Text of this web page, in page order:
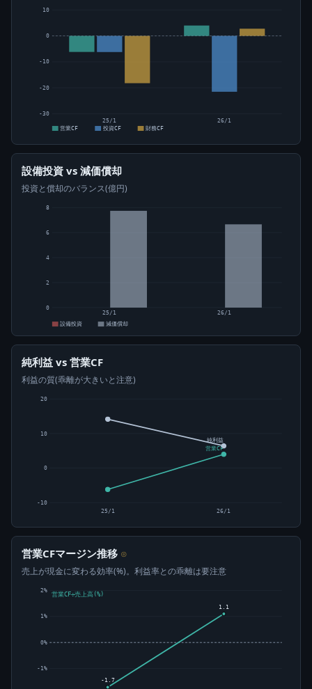
-30
-20
-10
0
10
25/1
26/1
営業CF
投資CF 財務CF
設備投資 vs 減価償却
投資と償却のバランス(億円)
0
2
4
6
8
25/1
26/1
設備投資
減価償却
純利益 vs 営業CF
利益の質(乖離が大きいと注意)
-10
0
10
20
営業CF
純利益
25/1 26/1
営業CFマージン推移 ⊙
売上が現金に変わる効率(%)。利益率との乖離は要注意
-1%
0%
1%
2%
-1.7
1.1
営業CF÷売上高(%)